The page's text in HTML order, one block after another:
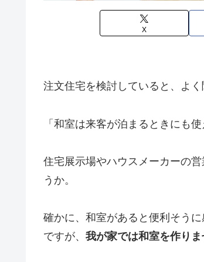
X
注文住宅を検討していると、よく
「和室は来客が泊まるときにも
住宅展示場やハウスメーカーの
うか。
確かに、和室があると便利そうに
ですが、 我が家では和室を作りま